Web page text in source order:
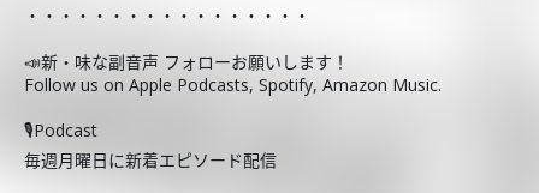
・・・・・・・・・・・・・・・・・
📣新・味な副音声 フォローお願いします！
Follow us on Apple Podcasts, Spotify, Amazon Music.
🎙️Podcast
毎週月曜日に新着エピソード配信